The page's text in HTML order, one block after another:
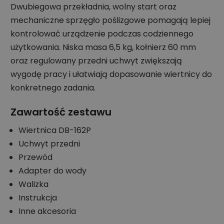
Dwubiegowa przekładnia, wolny start oraz
mechaniczne sprzęgło poślizgowe pomagają lepiej
kontrolować urządzenie podczas codziennego
użytkowania. Niska masa 6,5 kg, kołnierz 60 mm
oraz regulowany przedni uchwyt zwiększają
wygodę pracy i ułatwiają dopasowanie wiertnicy do
konkretnego zadania.
Zawartość zestawu
Wiertnica DB-162P
Uchwyt przedni
Przewód
Adapter do wody
Walizka
Instrukcja
Inne akcesoria